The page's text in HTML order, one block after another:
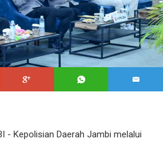
- Kepolisian Daerah Jambi melalui